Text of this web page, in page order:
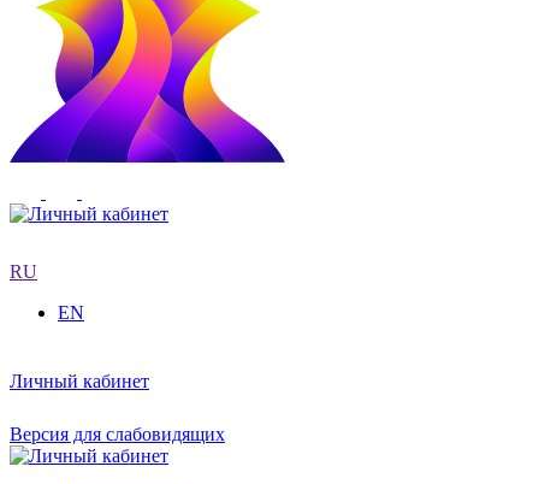
RU
EN
Личный кабинет
Версия для слабовидящих